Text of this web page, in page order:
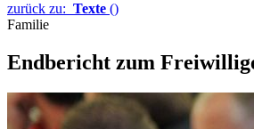
zurück zu: Texte ()
Familie
Endbericht zum